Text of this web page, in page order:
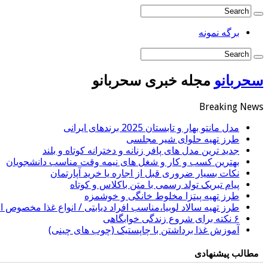
برگه نمونه
سحربانو مجله خبری سحربانو
Breaking News
مدل مانتو بهار و تابستان 2025 برندهای ایرانی
طرز تهیه حلوای شیر مجلسی
جدید ترین مدل های پافر زنانه و دخترانه کوتاه و بلند
بهترین کسب و کار و شغل های نیمه وقت مناسب دانشجویان
نکات بسیار ضروری قبل از اجاره یا خرید آپارتمان
پیام تبریک تولد رسمی با متن باکلاس و کوتاه
طرز تهیه پیتزا مخلوط خانگی و خوشمزه
طرز تهیه سالاد لوبیا،مناسب افراد دیابتی / انواع غذا مخصوص
۶ نکته برای شروع زندگی خوابگاهی
آموزش غذا برداشتن با چاپستیک (چوب های چینی)
مطالب پیشنهادی